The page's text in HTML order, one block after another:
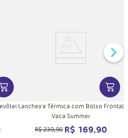
MAIS INFORMAÇÕES DOVER
Lancheira Térmica com Bolso Frontal
Vaca Summer
R$239,90 R$ 169,90